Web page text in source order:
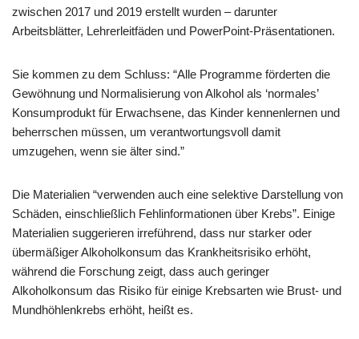
zwischen 2017 und 2019 erstellt wurden – darunter
Arbeitsblätter, Lehrerleitfäden und PowerPoint-Präsentationen.
Sie kommen zu dem Schluss: “Alle Programme förderten die
Gewöhnung und Normalisierung von Alkohol als ‘normales’
Konsumprodukt für Erwachsene, das Kinder kennenlernen und
beherrschen müssen, um verantwortungsvoll damit
umzugehen, wenn sie älter sind.”
Die Materialien “verwenden auch eine selektive Darstellung von
Schäden, einschließlich Fehlinformationen über Krebs”. Einige
Materialien suggerieren irreführend, dass nur starker oder
übermäßiger Alkoholkonsum das Krankheitsrisiko erhöht,
während die Forschung zeigt, dass auch geringer
Alkoholkonsum das Risiko für einige Krebsarten wie Brust- und
Mundhöhlenkrebs erhöht, heißt es.